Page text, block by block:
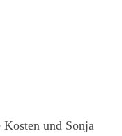
Kosten und Sonja